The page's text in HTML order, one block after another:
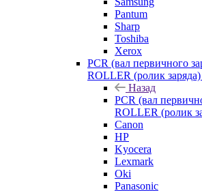
Pantum
Sharp
Toshiba
Xerox
PCR (вал первичного
ROLLER (ролик заряда)
Назад
PCR (вал
ROLLER (ролик
Canon
HP
Kyocera
Lexmark
Oki
Panasonic